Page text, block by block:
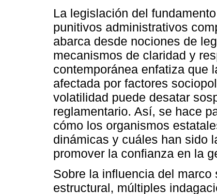
La legislación del
punitivos administrativos
abarca desde nociones de
mecanismos de claridad y
contemporánea enfatiza que
afectada por factores
volatilidad puede desatar
reglamentario. Así, se hace
cómo los organismos
dinámicas y cuáles han sido
promover la confianza en la
Sobre la influencia del
estructural, múltiples